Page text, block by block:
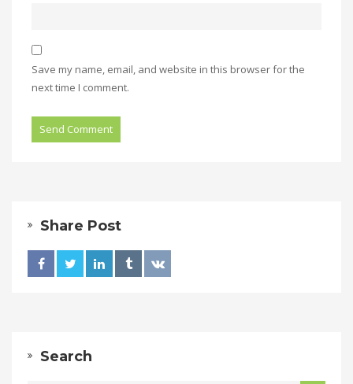
Save my name, email, and website in this browser for the
next time I comment.
Share Post
Search